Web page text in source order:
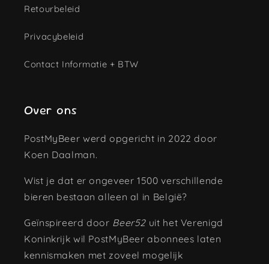
Retourbeleid
Privacybeleid
Contact Informatie + BTW
Over ons
PostMyBeer werd opgericht in 2022 door
Koen Daalman.
Wist je dat er ongeveer 1500 verschillende
bieren bestaan alleen al in België?
Geïnspireerd door Beer52 uit het Verenigd
Koninkrijk wil PostMyBeer abonnees laten
kennismaken met zoveel mogelijk